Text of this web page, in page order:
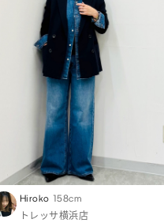
Hiroko 158cm
トレッサ横浜店